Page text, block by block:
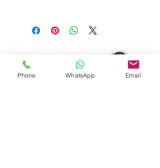
Phone WhatsApp Email